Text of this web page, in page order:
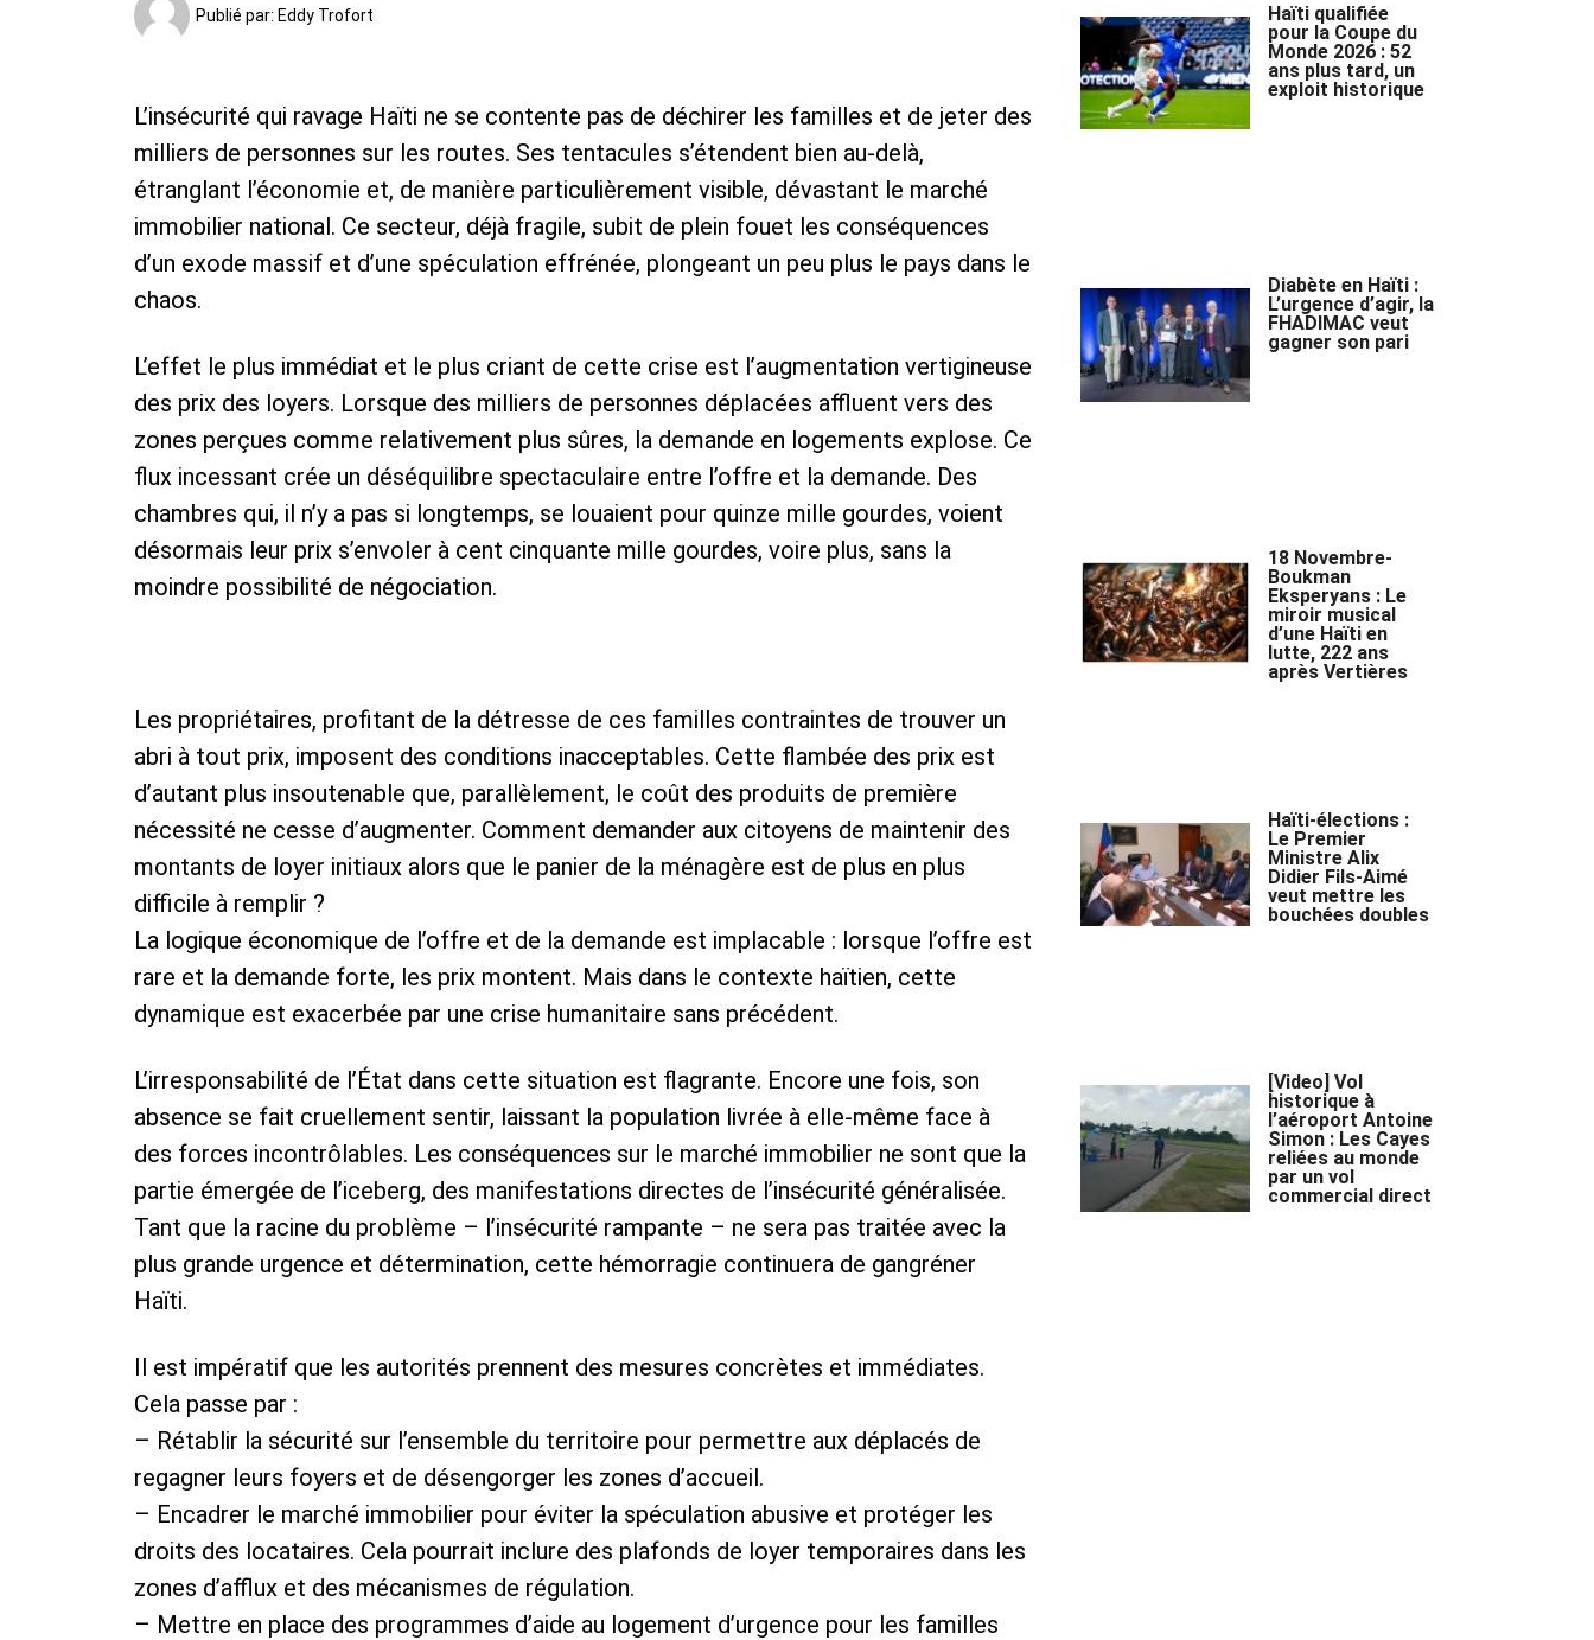
Publié par: Eddy Trofort
L’insécurité qui ravage Haïti ne se contente pas de déchirer les familles et de jeter des
milliers de personnes sur les routes. Ses tentacules s’étendent bien au-delà,
étranglant l’économie et, de manière particulièrement visible, dévastant le marché
immobilier national. Ce secteur, déjà fragile, subit de plein fouet les conséquences
d’un exode massif et d’une spéculation effrénée, plongeant un peu plus le pays dans le
chaos.
L’effet le plus immédiat et le plus criant de cette crise est l’augmentation vertigineuse
des prix des loyers. Lorsque des milliers de personnes déplacées affluent vers des
zones perçues comme relativement plus sûres, la demande en logements explose. Ce
flux incessant crée un déséquilibre spectaculaire entre l’offre et la demande. Des
chambres qui, il n’y a pas si longtemps, se louaient pour quinze mille gourdes, voient
désormais leur prix s’envoler à cent cinquante mille gourdes, voire plus, sans la
moindre possibilité de négociation.
Les propriétaires, profitant de la détresse de ces familles contraintes de trouver un
abri à tout prix, imposent des conditions inacceptables. Cette flambée des prix est
d’autant plus insoutenable que, parallèlement, le coût des produits de première
nécessité ne cesse d’augmenter. Comment demander aux citoyens de maintenir des
montants de loyer initiaux alors que le panier de la ménagère est de plus en plus
difficile à remplir ?
La logique économique de l’offre et de la demande est implacable : lorsque l’offre est
rare et la demande forte, les prix montent. Mais dans le contexte haïtien, cette
dynamique est exacerbée par une crise humanitaire sans précédent.
L’irresponsabilité de l’État dans cette situation est flagrante. Encore une fois, son
absence se fait cruellement sentir, laissant la population livrée à elle-même face à
des forces incontrôlables. Les conséquences sur le marché immobilier ne sont que la
partie émergée de l’iceberg, des manifestations directes de l’insécurité généralisée.
Tant que la racine du problème – l’insécurité rampante – ne sera pas traitée avec la
plus grande urgence et détermination, cette hémorragie continuera de gangréner
Haïti.
Il est impératif que les autorités prennent des mesures concrètes et immédiates.
Cela passe par :
– Rétablir la sécurité sur l’ensemble du territoire pour permettre aux déplacés de
regagner leurs foyers et de désengorger les zones d’accueil.
– Encadrer le marché immobilier pour éviter la spéculation abusive et protéger les
droits des locataires. Cela pourrait inclure des plafonds de loyer temporaires dans les
zones d’afflux et des mécanismes de régulation.
– Mettre en place des programmes d’aide au logement d’urgence pour les familles
Haïti qualifiée
pour la Coupe du
Monde 2026 : 52
ans plus tard, un
exploit historique
Diabète en Haïti :
L’urgence d’agir, la
FHADIMAC veut
gagner son pari
18 Novembre-
Boukman
Eksperyans : Le
miroir musical
d’une Haïti en
lutte, 222 ans
après Vertières
Haïti-élections :
Le Premier
Ministre Alix
Didier Fils-Aimé
veut mettre les
bouchées doubles
[Video] Vol
historique à
l’aéroport Antoine
Simon : Les Cayes
reliées au monde
par un vol
commercial direct